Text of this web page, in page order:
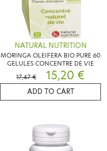
NATURAL NUTRITION
MORINGA OLEIFERA BIO PURE 60
GELULES CONCENTRE DE VIE
17,47 €
15,20 €
ADD TO CART